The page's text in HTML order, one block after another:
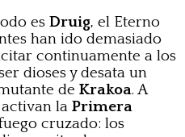
es Druig, el Eterno
han ido demasiado
continuamente a los
dioses y desata un
de Krakoa. A
la Primera
cruzado: los